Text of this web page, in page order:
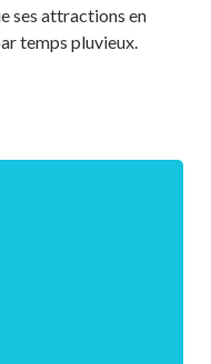
ses attractions en
temps pluvieux.